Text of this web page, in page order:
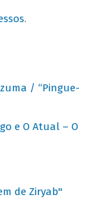
.
/ “Pingue-
e O Atual – O
de Ziryab"